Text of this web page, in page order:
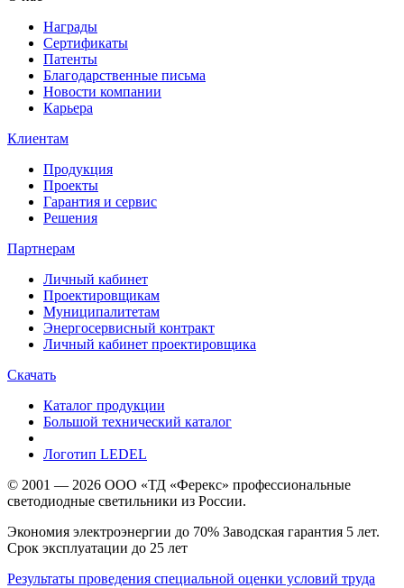
Награды
Сертификаты
Патенты
Благодарственные письма
Новости компании
Карьера
Клиентам
Продукция
Проекты
Гарантия и сервис
Решения
Партнерам
Личный кабинет
Проектировщикам
Муниципалитетам
Энергосервисный контракт
Личный кабинет проектировщика
Скачать
Каталог продукции
Большой технический каталог
Логотип LEDEL
© 2001 — 2026 ООО «ТД «Ферекс» профессиональные
светодиодные светильники из России.
Экономия электроэнергии до 70% Заводская гарантия 5 лет.
Срок эксплуатации до 25 лет
Результаты проведения специальной оценки условий труда